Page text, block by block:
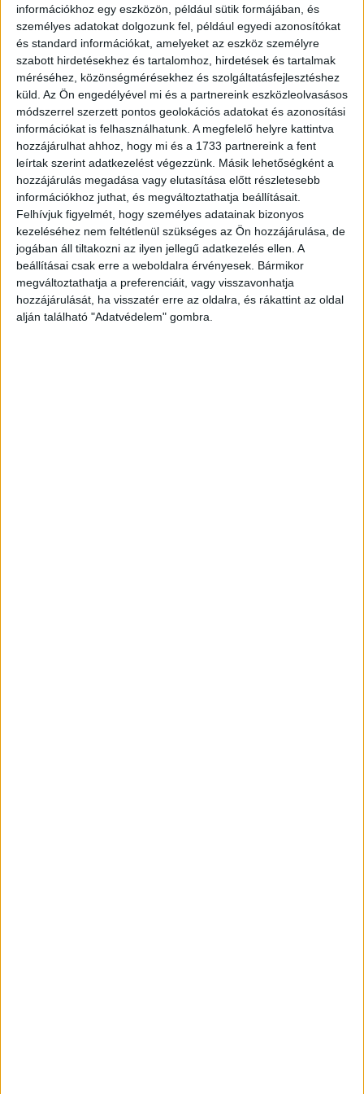
információkhoz egy eszközön, például sütik formájában, és
személyes adatokat dolgozunk fel, például egyedi azonosítókat
és standard információkat, amelyeket az eszköz személyre
szabott hirdetésekhez és tartalomhoz, hirdetések és tartalmak
méréséhez, közönségmérésekhez és szolgáltatásfejlesztéshez
küld. Az Ön engedélyével mi és a partnereink eszközleolvasásos
módszerrel szerzett pontos geolokációs adatokat és azonosítási
információkat is felhasználhatunk. A megfelelő helyre kattintva
hozzájárulhat ahhoz, hogy mi és a 1733 partnereink a fent
leírtak szerint adatkezelést végezzünk. Másik lehetőségként a
hozzájárulás megadása vagy elutasítása előtt részletesebb
információkhoz juthat, és megváltoztathatja beállításait.
Felhívjuk figyelmét, hogy személyes adatainak bizonyos
kezeléséhez nem feltétlenül szükséges az Ön hozzájárulása, de
jogában áll tiltakozni az ilyen jellegű adatkezelés ellen. A
beállításai csak erre a weboldalra érvényesek. Bármikor
megváltoztathatja a preferenciáit, vagy visszavonhatja
hozzájárulását, ha visszatér erre az oldalra, és rákattint az oldal
alján található "Adatvédelem" gombra.
támogatott „Basic” ajánlat bevezetésével a nemzetközi
piacokon tartalmainkat még versenyképesebb áron
kínálhatjuk, így végső soron növelhetjük elérésünket és
bővíthetjük a partnereinknek kínált hirdetési kínálatunkat” -
jelezte Marco Nobili, a Paramount+ ügyvezető alelnöke és
nemzetközi vezérigazgatója.
A jelek szerint elkerülhetetlen a modellváltás a streaming
szolgáltatásoknál és a kizárólag az előfizetésekre
támaszkodó koncepció helyett egyre több platform lép
piacra hirdetésekkel támogatott ajánlattal is. Legutóbb az
Amazon Prime Video lépett erre az útra, de a Netflix, a
Disney+ és a Max is próbálkozik már ezzel a
konstrukcióval.
OLVASTA MÁR?